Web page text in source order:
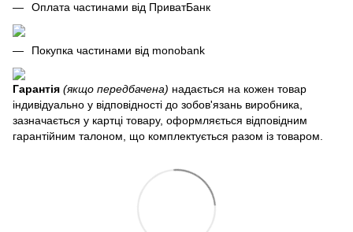
Оплата частинами від ПриватБанк
Покупка частинами від monobank
Гарантія (якщо передбачена) надається на кожен товар
індивідуально у відповідності до зобов'язань виробника,
зазначається у картці товару, оформляється відповідним
гарантійним талоном, що комплектується разом із товаром.